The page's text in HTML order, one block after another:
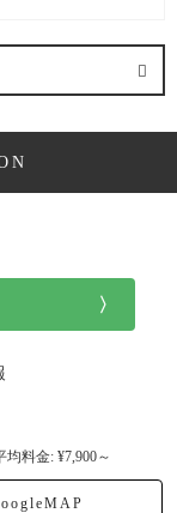
均料金: ¥7,900～